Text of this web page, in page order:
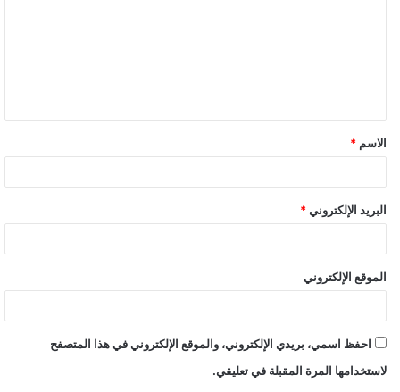
ق
*
الاسم *
البريد الإلكتروني *
الموقع الإلكتروني
احفظ اسمي، بريدي الإلكتروني، والموقع الإلكتروني في هذا المتصفح
لاستخدامها المرة المقبلة في تعليقي.